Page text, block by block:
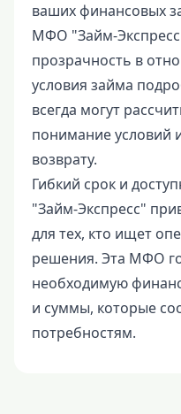
ваших финансовых
МФО "Займ-
прозрачность в
условия займа
всегда могут
понимание условий
возврату.
Гибкий срок и
"Займ-Экспресс"
для тех, кто ищет
решения. Эта МФО
необходимую
и суммы, которые
потребностям.